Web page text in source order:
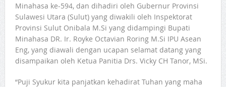
Minahasa ke-594, dan dihadiri oleh Gubernur Provinsi
Sulawesi Utara (Sulut) yang diwakili oleh Inspektorat
Provinsi Sulut Onibala M.Si yang didampingi Bupati
Minahasa DR. Ir. Royke Octavian Roring M.Si IPU Asean
Eng, yang diawali dengan ucapan selamat datang yang
disampaikan oleh Ketua Panitia Drs. Vicky CH Tanor, MSi.
“Puji Syukur kita panjatkan kehadirat Tuhan yang maha